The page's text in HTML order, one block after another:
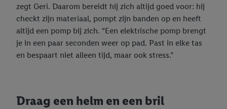
zegt Geri. Daarom bereidt hij zich altijd goed voor: hij
checkt zijn materiaal, pompt zijn banden op en heeft
altijd een pomp bij zich. “Een elektrische pomp brengt
je in een paar seconden weer op pad. Past in elke tas
en bespaart niet alleen tijd, maar ook stress.”
Draag een helm en een bril